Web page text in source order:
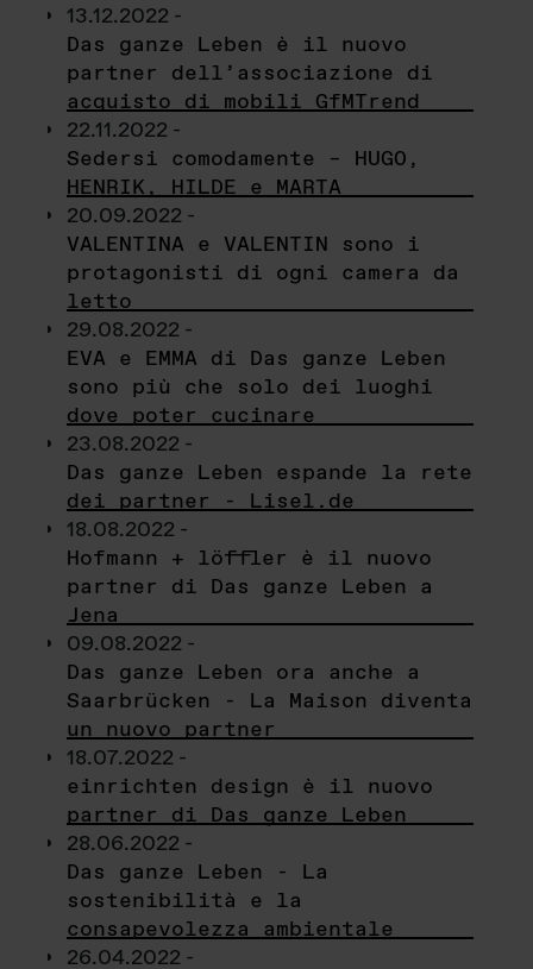
13.12.2022 -
Das ganze Leben è il nuovo
partner dell’associazione di
acquisto di mobili GfMTrend
22.11.2022 -
Sedersi comodamente – HUGO,
HENRIK, HILDE e MARTA
20.09.2022 -
VALENTINA e VALENTIN sono i
protagonisti di ogni camera da
letto
29.08.2022 -
EVA e EMMA di Das ganze Leben
sono più che solo dei luoghi
dove poter cucinare
23.08.2022 -
Das ganze Leben espande la rete
dei partner - Lisel.de
18.08.2022 -
Hofmann + löffler è il nuovo
partner di Das ganze Leben a
Jena
09.08.2022 -
Das ganze Leben ora anche a
Saarbrücken - La Maison diventa
un nuovo partner
18.07.2022 -
einrichten design è il nuovo
partner di Das ganze Leben
28.06.2022 -
Das ganze Leben - La
sostenibilità e la
consapevolezza ambientale
26.04.2022 -